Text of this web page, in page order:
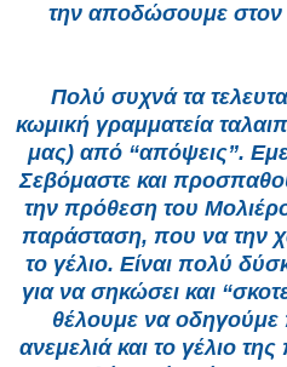
την αποδώσουμε στον
Πολύ συχνά τα
κωμική γραμματεία
μας) από “απόψεις”.
Σεβόμαστε και
την πρόθεση του
παράσταση, που να την
το γέλιο. Είναι πολύ
για να σηκώσει και
θέλουμε να οδηγούμε
ανεμελιά και το γέλιο της